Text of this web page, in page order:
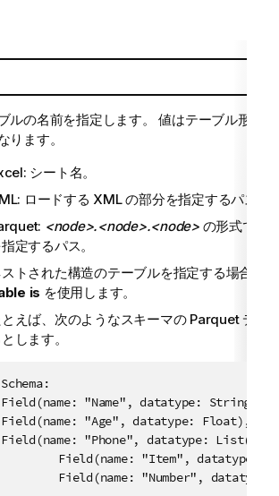
ルの名前を指定します。 値はテーブル形式
ります。
シート名。
ロードする XML の部分を指定するパス。
<node>.<node>.<node>の形式でテ
定するパス。
トされた構造のテーブルを指定する場合は、
is を使用します。
えば、次のようなスキーマの Parquet デー
します。
Schema:
Field(name: "Name", datatype: String),
Field(name: "Age", datatype: Float),
Field(name: "Phone", datatype: List(
Field(name: "Number",